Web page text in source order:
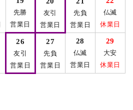
先勝
営業日
友引
営業日
先負
営業日
仏滅
休業日
26
友引
営業日
27
先負
営業日
28
仏滅
営業日
29
大安
休業日